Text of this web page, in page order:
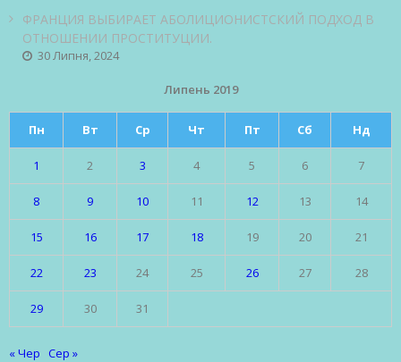
ФРАНЦИЯ ВЫБИРАЕТ АБОЛИЦИОНИСТСКИЙ ПОДХОД В
ОТНОШЕНИИ ПРОСТИТУЦИИ.
30 Липня, 2024
Липень 2019
Пн Вт Ср Чт Пт Сб Нд
1 2 3 4 5 6 7
8 9 10 11 12 13 14
15 16 17 18 19 20 21
22 23 24 25 26 27 28
29 30 31
« Чер Сер »